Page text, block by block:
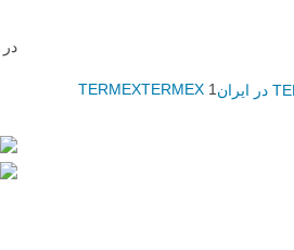
TERMEXTERMEX 1